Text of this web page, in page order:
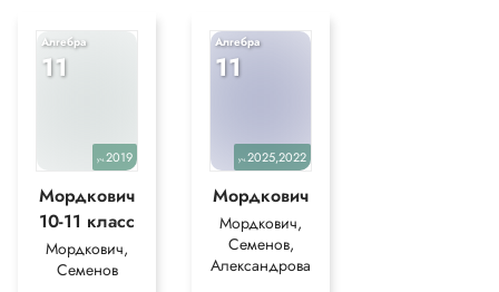
Алгебра
11
уч.2019
Мордкович
10-11 класс
Мордкович,
Семенов
Алгебра
11
уч.2025,2022
Мордкович
Мордкович,
Семенов,
Александрова